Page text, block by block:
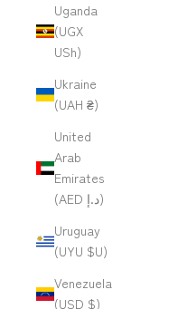
Uganda
(UGX
USh)
Ukraine
(UAH ₴)
United
Arab
Emirates
(AED د.إ)
Uruguay
(UYU $U)
Venezuela
(USD $)